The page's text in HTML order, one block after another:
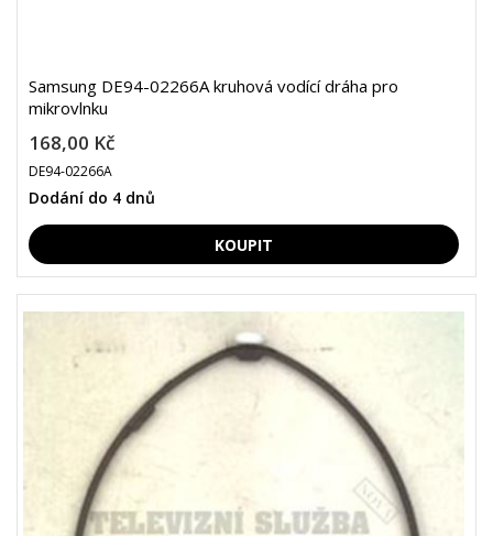
Samsung DE94-02266A kruhová vodící dráha pro
mikrovlnku
168,00 Kč
DE94-02266A
Dodání do 4 dnů